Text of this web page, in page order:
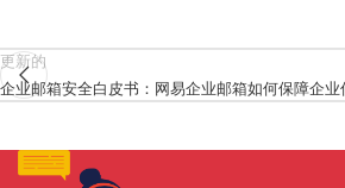
更新的
企业邮箱安全白皮书：网易企业邮箱如何保障企业